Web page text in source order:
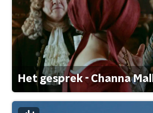
Het gesprek - Channa